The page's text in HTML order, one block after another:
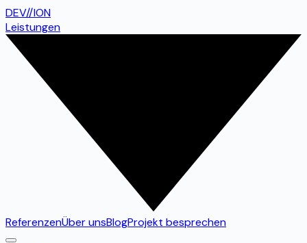
DEV//ION
Leistungen
ReferenzenÜber unsBlogProjekt besprechen